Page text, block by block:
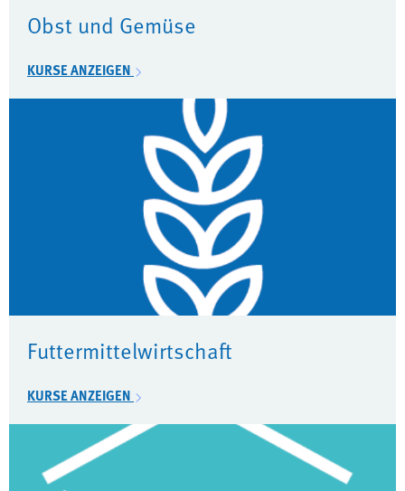
Obst und Gemüse
KURSE ANZEIGEN
Futtermittelwirtschaft
KURSE ANZEIGEN